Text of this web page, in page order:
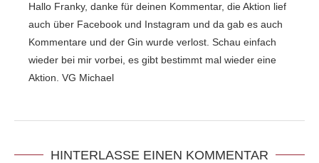
Hallo Franky, danke für deinen Kommentar, die Aktion lief
auch über Facebook und Instagram und da gab es auch
Kommentare und der Gin wurde verlost. Schau einfach
wieder bei mir vorbei, es gibt bestimmt mal wieder eine
Aktion. VG Michael
HINTERLASSE EINEN KOMMENTAR